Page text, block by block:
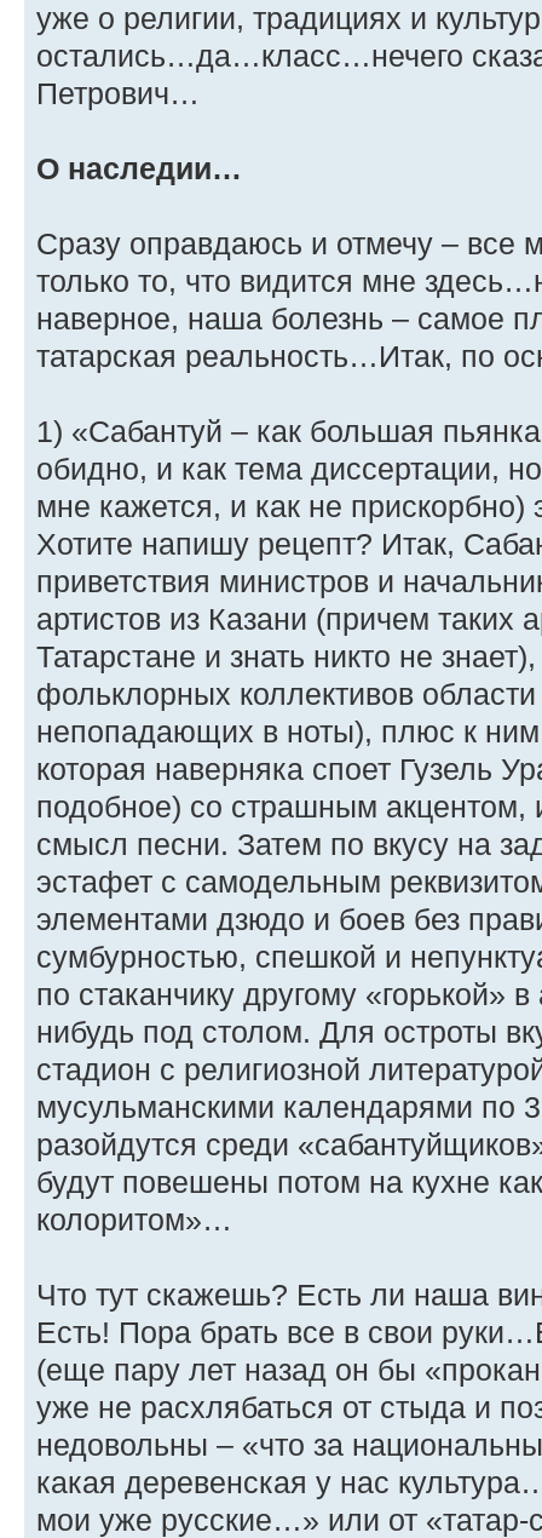
уже о религии, традициях и
остались…да…класс…нечего
Петрович…
О наследии…
Сразу оправдаюсь и отмечу – все
только то, что видится мне
наверное, наша болезнь – самое
татарская реальность…Итак, по
1) «Сабантуй – как большая
обидно, и как тема диссертации,
мне кажется, и как не
Хотите напишу рецепт? Итак,
приветствия министров и
артистов из Казани (причем таких
Татарстане и знать никто не
фольклорных коллективов
непопадающих в ноты), плюс к
которая наверняка споет Гузель
подобное) со страшным
смысл песни. Затем по вкусу на
эстафет с самодельным
элементами дзюдо и боев без
сумбурностью, спешкой и
по стаканчику другому «горькой»
нибудь под столом. Для остроты
стадион с религиозной
мусульманскими календарями по
разойдутся среди
будут повешены потом на кухне
колоритом»…
Что тут скажешь? Есть ли наша
Есть! Пора брать все в свои
(еще пару лет назад он бы
уже не расхлябаться от стыда и
недовольны – «что за
какая деревенская у нас
мои уже русские…» или от